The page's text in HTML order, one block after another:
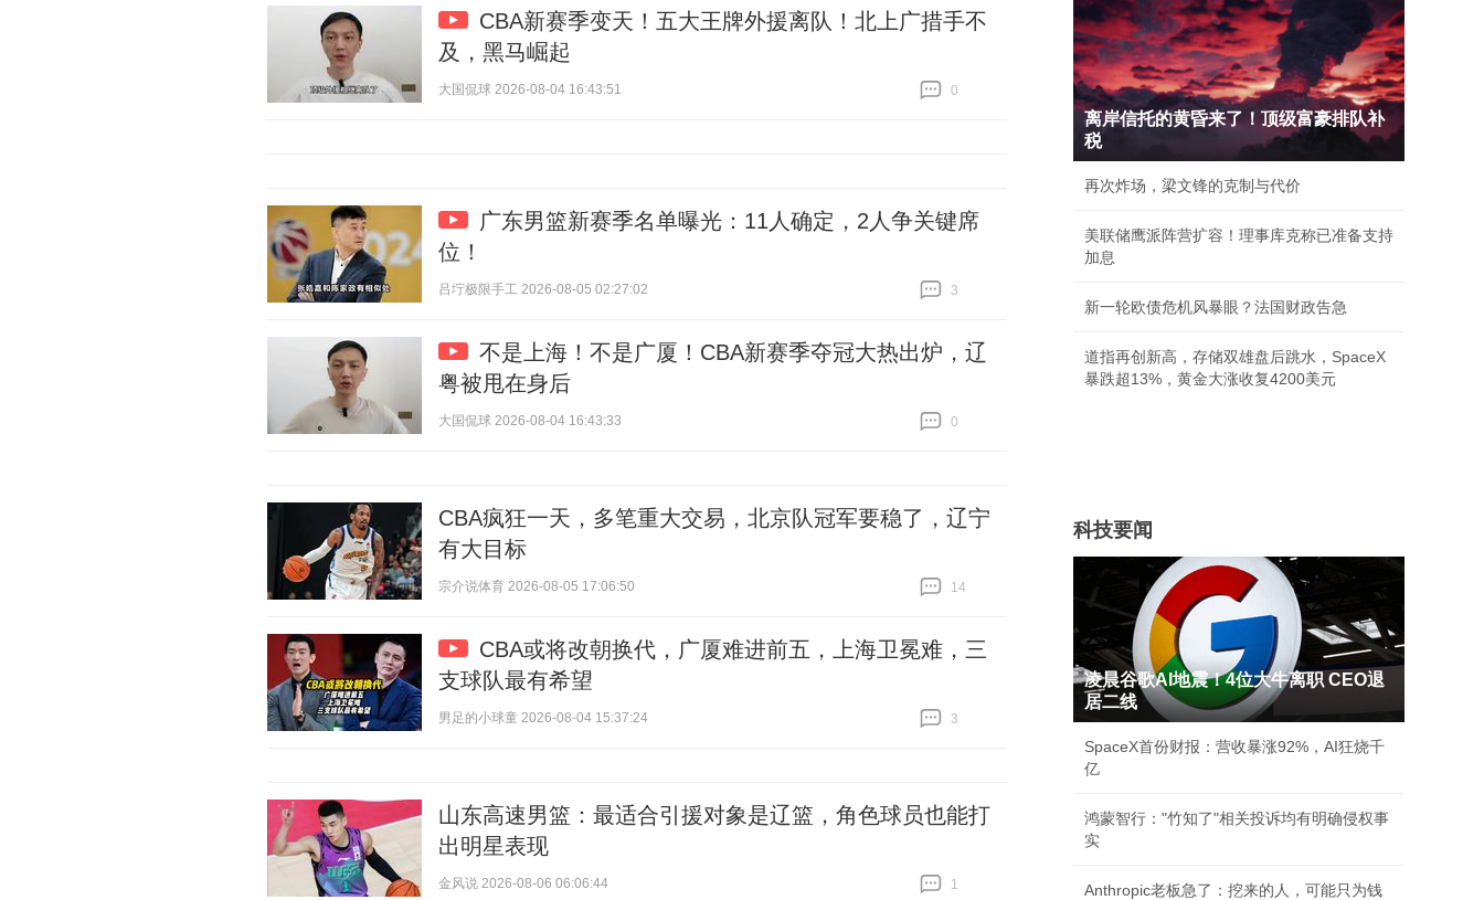
CBA新赛季变天！五大王牌外援离队！北上广措手不
及，黑马崛起
大国侃球 2026-08-04 16:43:51
0
广东男篮新赛季名单曝光：11人确定，2人争关键席
位！
吕坾极限手工 2026-08-05 02:27:02
3
不是上海！不是广厦！CBA新赛季夺冠大热出炉，辽
粤被甩在身后
大国侃球 2026-08-04 16:43:33
0
CBA疯狂一天，多笔重大交易，北京队冠军要稳了，辽宁
有大目标
宗介说体育 2026-08-05 17:06:50
14
CBA或将改朝换代，广厦难进前五，上海卫冕难，三
支球队最有希望
男足的小球童 2026-08-04 15:37:24
3
山东高速男篮：最适合引援对象是辽篮，角色球员也能打
出明星表现
金风说 2026-08-06 06:06:44
1
离岸信托的黄昏来了！顶级富豪排队补
税
再次炸场，梁文锋的克制与代价
美联储鹰派阵营扩容！理事库克称已准备支持
加息
新一轮欧债危机风暴眼？法国财政告急
道指再创新高，存储双雄盘后跳水，SpaceX
暴跌超13%，黄金大涨收复4200美元
科技要闻
凌晨谷歌AI地震！4位大牛离职 CEO退
居二线
SpaceX首份财报：营收暴涨92%，AI狂烧千
亿
鸿蒙智行："竹知了"相关投诉均有明确侵权事
实
Anthropic老板急了：挖来的人，可能只为钱